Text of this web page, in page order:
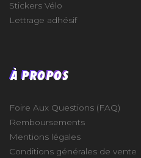
Stickers Vélo
Lettrage adhésif
À PROPOS
Foire Aux Questions (FAQ)
Remboursements
Mentions légales
Conditions générales de vente